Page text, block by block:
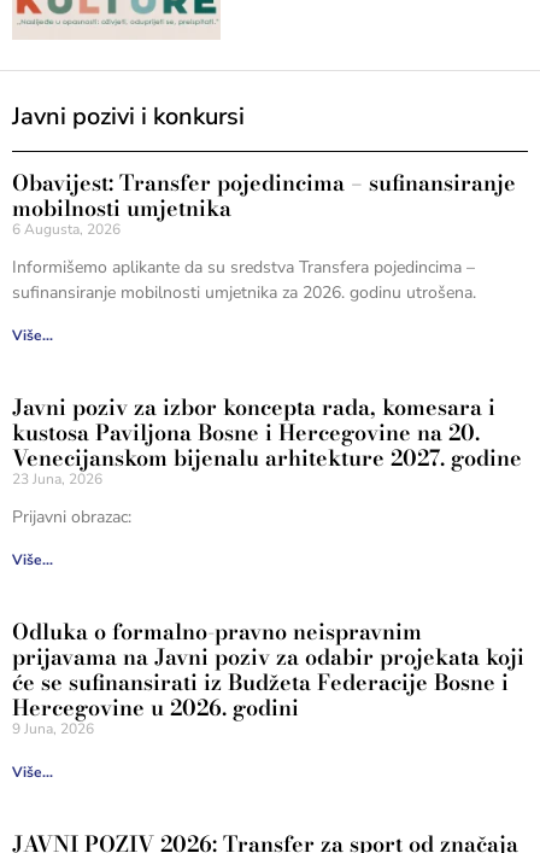
Javni pozivi i konkursi
Obavijest: Transfer pojedincima – sufinansiranje
mobilnosti umjetnika
6 Augusta, 2026
Informišemo aplikante da su sredstva Transfera pojedincima –
sufinansiranje mobilnosti umjetnika za 2026. godinu utrošena.
Više...
Javni poziv za izbor koncepta rada, komesara i
kustosa Paviljona Bosne i Hercegovine na 20.
Venecijanskom bijenalu arhitekture 2027. godine
23 Juna, 2026
Prijavni obrazac:
Više...
Odluka o formalno-pravno neispravnim
prijavama na Javni poziv za odabir projekata koji
će se sufinansirati iz Budžeta Federacije Bosne i
Hercegovine u 2026. godini
9 Juna, 2026
Više...
JAVNI POZIV 2026: Transfer za sport od značaja